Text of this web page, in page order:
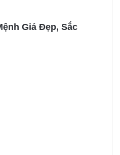
Giá Đẹp, Sắc